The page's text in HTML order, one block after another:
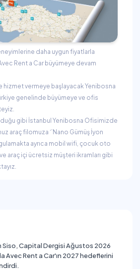
daha uygun fiyatlarla
Rent a Car büyümeye devam
hizmet vermeye başlayacak Yenibosna
genelinde büyümeye ve ofis
gibi İstanbul Yenibosna Ofisimizde
araç filomuza ‘’Nano Gümüş İyon
ayrıca mobil wifi, çocuk oto
araç içi ücretsiz müşteri ikramları gibi
Siso, Capital Dergisi Ağustos 2026
Avec Rent a Car'ın 2027 hedeflerini